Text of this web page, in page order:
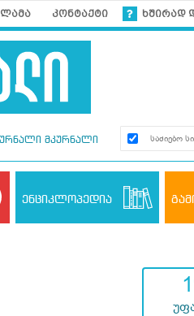
კონტაქტი ხშირად
მკურნალი
ენციკლოპედია